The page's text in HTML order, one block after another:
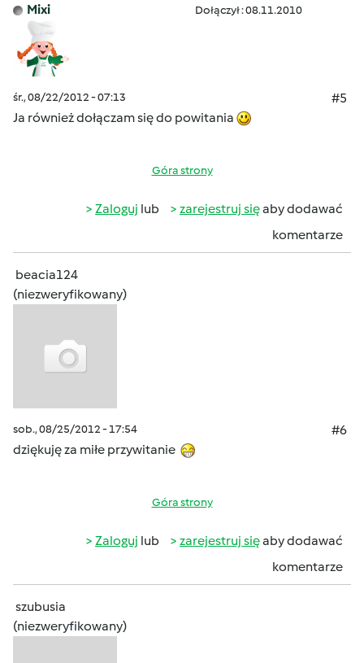
Mixi Dołączył : 08.11.2010
śr., 08/22/2012 - 07:13
#5
Ja również dołączam się do powitania
Góra strony
Zaloguj lub zarejestruj sięaby dodawać
komentarze
beacia124
(niezweryfikowany)
sob., 08/25/2012 - 17:54
#6
dziękuję za miłe przywitanie
Góra strony
Zaloguj lub zarejestruj sięaby dodawać
komentarze
szubusia
(niezweryfikowany)